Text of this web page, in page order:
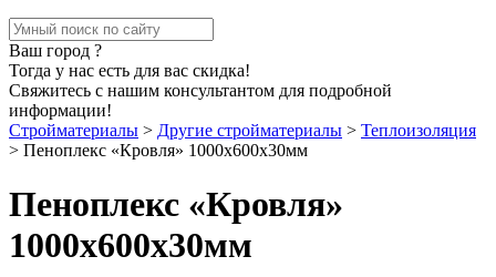
Ваш город ?
Тогда у нас есть для вас скидка!
Свяжитесь с нашим консультантом для подробной
информации!
Стройматериалы > Другие стройматериалы > Теплоизоляция
> Пеноплекс «Кровля» 1000x600x30мм
Пеноплекс «Кровля»
1000x600x30мм